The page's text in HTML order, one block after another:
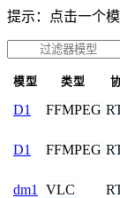
提示：点击一个
模型 类型
D1 FFMPEG
D1 FFMPEG
dm1 VLC